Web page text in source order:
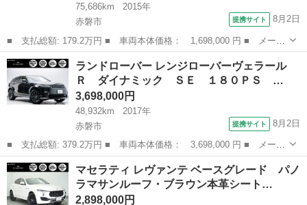
75,686km
2015年
赤磐市
提携サイト 8月2日
■ 支払総額: 179.2万円 ■ 車両本体価格： 1,698,000 円 ■ メーカ
ー名： ランドローバー ■ 車種名： レンジローバーイヴォーク
■ グレード名： ＨＳＥダイナミック 後期モデル・パノラマルー
フ・茶黒コ...
岡山 赤磐市 その他
ランドローバー レンジローバーヴェラール
Ｒ ダイナミック ＳＥ １８０ＰＳ …
3,698,000円
48,932km
2017年
赤磐市
提携サイト 8月2日
■ 支払総額: 379.2万円 ■ 車両本体価格： 3,698,000 円 ■ メーカ
ー名： ランドローバー ■ 車種名： レンジローバーヴェラール
■ グレード名： Ｒ ダイナミック ＳＥ １８０ＰＳ ベージュレ
ザーシー...
岡山 赤磐市 その他
マセラティ レヴァンテ ベースグレード パノ
ラマサンルーフ・ブラウン本革シート…
2,898,000円